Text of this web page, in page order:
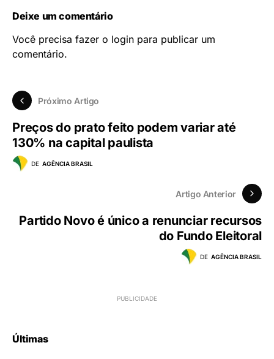
Deixe um comentário
Você precisa fazer o login para publicar um
comentário.
Próximo Artigo
Preços do prato feito podem variar até
130% na capital paulista
DE AGÊNCIA BRASIL
Artigo Anterior
Partido Novo é único a renunciar recursos
do Fundo Eleitoral
DE AGÊNCIA BRASIL
Últimas